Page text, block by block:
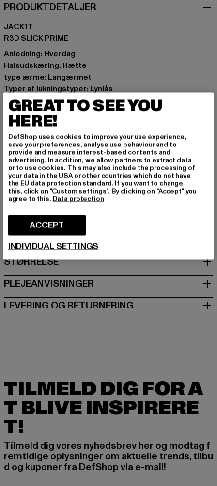
PRODUKTDETALJER
JACK1T
R3D SLICK PRIME
Anledning: Hverdag
Halsudskæring: Hætte
type ærme: Langærmet
Typer af lukningstyper: Lynlås
Detaljer: mærke logo, Lomme med slids
Skær: Regular
Mærke: JACK1T
Kategori: Winter Jackets
Farve: schwarz
Producentens farve: black
Materialesammensætning: 100% Nylon
Art.nr: W110SUA20163-00007
Producent: TB International GmbH |
Dr.-Robert-Murjahn-Straße 7 | 64372 Ober-Ramstadt |
STØRRELSE
PLEJEANVISNINGER
LEVERING OG RETURNERING
TILMELD DIG FOR A
T BLIVE INSPIRERE
T!
Tilmeld dig vores nyhedsbrev her og modtag f
remtidige oplysninger om aktuelle trends, tilbu
d og kuponer fra DefShop via e-mail!
GREAT TO SEE YOU
HERE!
DefShop uses cookies to improve your use experience,
save your preferences, analyse use behaviour and to
provide and measure interest-based contents and
advertising. In addition, we allow partners to extract data
or to use cookies. This may also include the processing of
your data in the USA or other countries which do not have
the EU data protection standard. If you want to change
this, click on "Custom settings". By clicking on "Accept" you
agree to this. Data protection
ACCEPT
INDIVIDUAL SETTINGS